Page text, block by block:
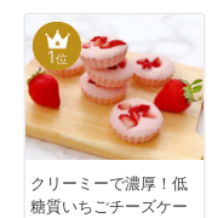
1位
クリーミーで濃厚！低
糖質いちごチーズケー